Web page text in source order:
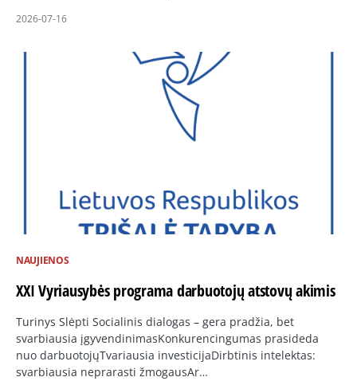
2026-07-16
NAUJIENOS
XXI Vyriausybės programa darbuotojų atstovų akimis
Turinys Slėpti Socialinis dialogas – gera pradžia, bet
svarbiausia įgyvendinimasKonkurencingumas prasideda
nuo darbuotojųTvariausia investicijaDirbtinis intelektas:
svarbiausia neprarasti žmogausAr…